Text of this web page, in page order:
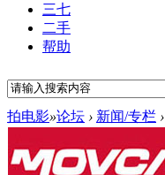
三七
二手
帮助
拍电影»论坛 › 新闻/专栏 ›